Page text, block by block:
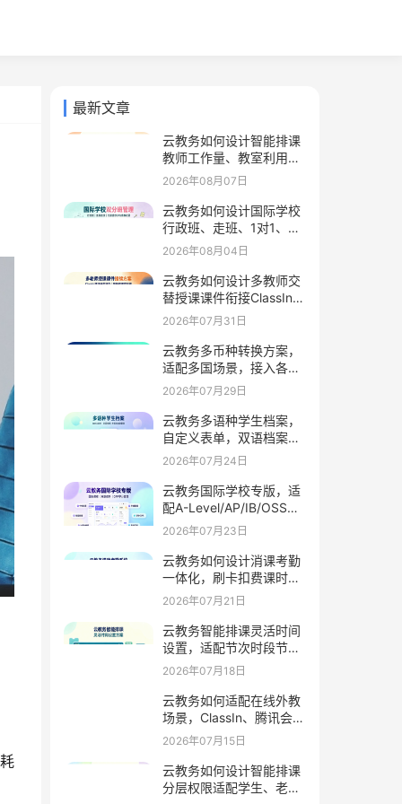
最新文章
云教务如何设计智能排课
教师工作量、教室利用、
课程分布、调课率
2026年08月07日
云教务如何设计国际学校
行政班、走班、1对1、竞
赛社团分层管理
2026年08月04日
云教务如何设计多教师交
替授课课件衔接ClassIn留
存课件学习页码进度
2026年07月31日
云教务多币种转换方案，
适配多国场景，接入各国
本地在线支付工具
2026年07月29日
云教务多语种学生档案，
自定义表单，双语档案管
理外籍生护照签证履历信
2026年07月24日
云教务国际学校专版，适
配A-Level/AP/IB/OSSD
课程，支持GPA学分外教
2026年07月23日
云教务如何设计消课考勤
一体化，刷卡扣费课时统
计同步推送家长通知
2026年07月21日
云教务智能排课灵活时间
设置，适配节次时段节假
日学期周期
2026年07月18日
云教务如何适配在线外教
场景，ClassIn、腾讯会
议、Zoom自动考勤
2026年07月15日
云教务如何设计智能排课
分层权限适配学生、老